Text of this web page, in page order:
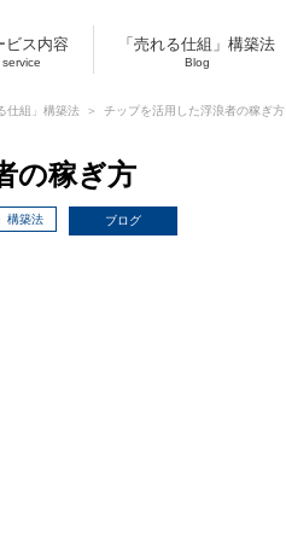
ビス内容
service
「売れる仕組」構築法
Blog
仕組」構築法 チップを活用した浮浪者の稼ぎ方
の稼ぎ方
構築法 ブログ